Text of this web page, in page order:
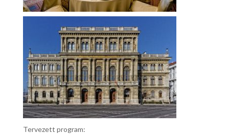
Tervezett program: